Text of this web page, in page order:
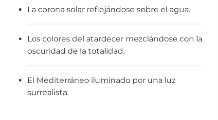
La corona solar reflejándose sobre el agua.
Los colores del atardecer mezclándose con la
oscuridad de la totalidad.
El Mediterráneo iluminado por una luz
surrealista.